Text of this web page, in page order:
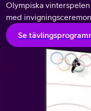
Olympiska
med
Se